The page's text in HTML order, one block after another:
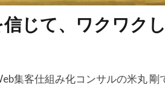
信じて、ワクワク
集客仕組み化コンサルの米丸